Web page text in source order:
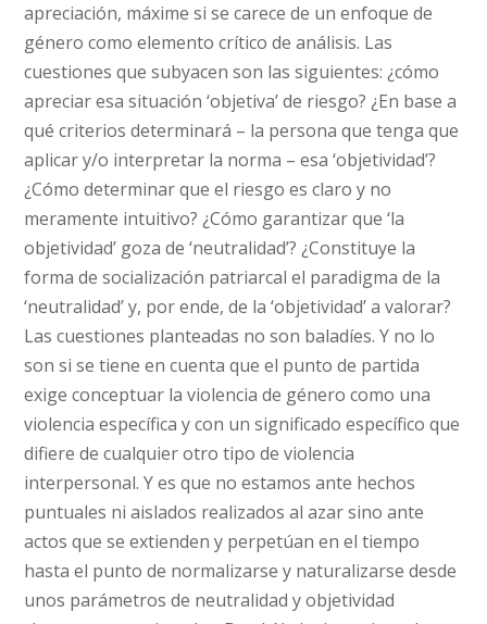
apreciación, máxime si se carece de un enfoque de
género como elemento crítico de análisis. Las
cuestiones que subyacen son las siguientes: ¿cómo
apreciar esa situación ‘objetiva’ de riesgo? ¿En base a
qué criterios determinará – la persona que tenga que
aplicar y/o interpretar la norma – esa ‘objetividad’?
¿Cómo determinar que el riesgo es claro y no
meramente intuitivo? ¿Cómo garantizar que ‘la
objetividad’ goza de ‘neutralidad’? ¿Constituye la
forma de socialización patriarcal el paradigma de la
‘neutralidad’ y, por ende, de la ‘objetividad’ a valorar?
Las cuestiones planteadas no son baladíes. Y no lo
son si se tiene en cuenta que el punto de partida
exige conceptuar la violencia de género como una
violencia específica y con un significado específico que
difiere de cualquier otro tipo de violencia
interpersonal. Y es que no estamos ante hechos
puntuales ni aislados realizados al azar sino ante
actos que se extienden y perpetúan en el tiempo
hasta el punto de normalizarse y naturalizarse desde
unos parámetros de neutralidad y objetividad